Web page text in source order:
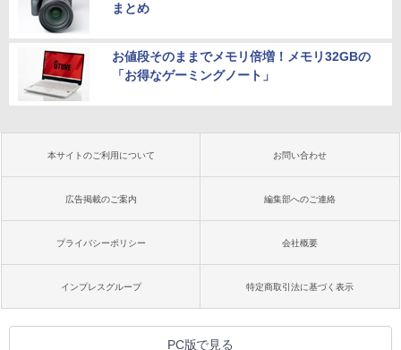
まとめ
お値段そのままでメモリ倍増！メモリ32GBの
「お得なゲーミングノート」
本サイトのご利用について お問い合わせ
広告掲載のご案内 編集部へのご連絡
プライバシーポリシー 会社概要
インプレスグループ 特定商取引法に基づく表示
PC版で見る